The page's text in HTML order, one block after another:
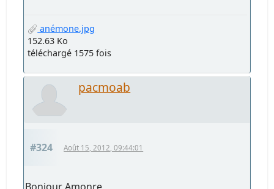
anémone.jpg
152.63 Ko
téléchargé 1575 fois
pacmoab
#324 Août 15, 2012, 09:44:01